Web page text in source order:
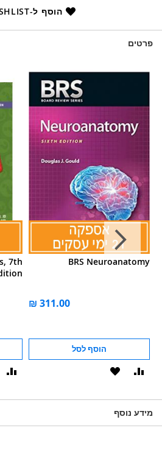
הוסף ל-WISHLIST
פרטים
7th
BRS Neuroanatomy
הוסף לסל
הוסף
מידע נוסף